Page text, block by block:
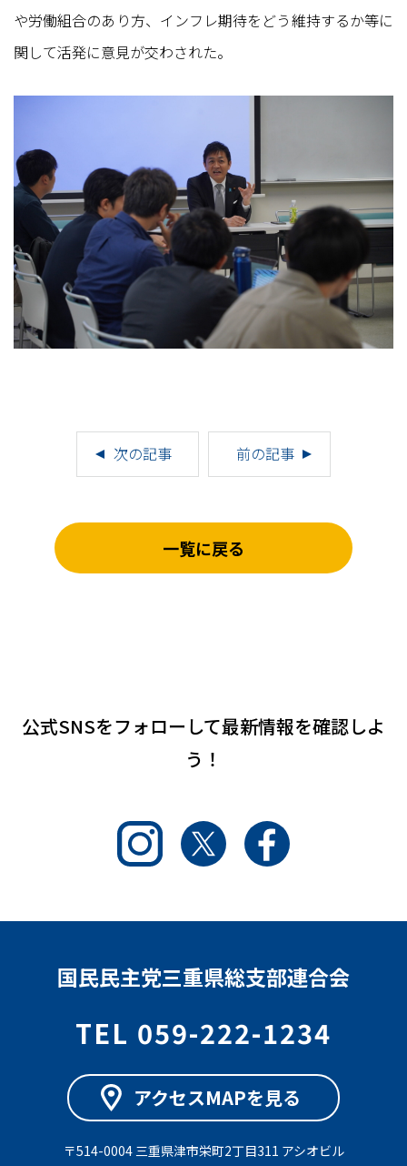
や労働組合のあり方、インフレ期待をどう維持するか等に
関して活発に意見が交わされた。
次の記事 前の記事
一覧に戻る
公式SNSをフォローして最新情報を確認しよ
う！
Instagram Twitter
国民民主党三重県総支部連合会
TEL 059-222-1234
アクセスMAPを見る
〒514-0004 三重県津市栄町2丁目311 アシオビル